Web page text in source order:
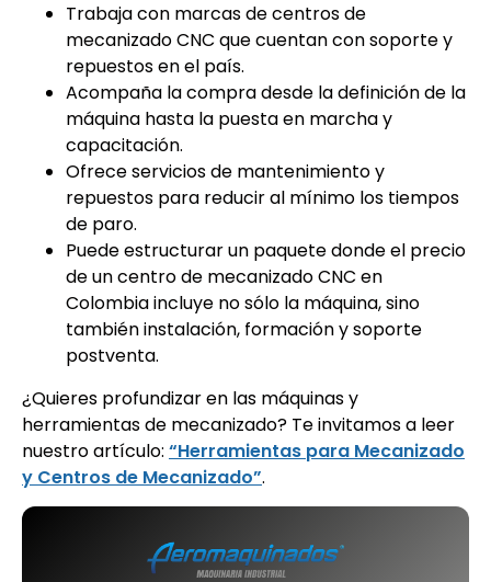
Trabaja con marcas de centros de
mecanizado CNC que cuentan con soporte y
repuestos en el país.
Acompaña la compra desde la definición de la
máquina hasta la puesta en marcha y
capacitación.
Ofrece servicios de mantenimiento y
repuestos para reducir al mínimo los tiempos
de paro.
Puede estructurar un paquete donde el precio
de un centro de mecanizado CNC en
Colombia incluye no sólo la máquina, sino
también instalación, formación y soporte
postventa.
¿Quieres profundizar en las máquinas y
herramientas de mecanizado? Te invitamos a leer
nuestro artículo: “Herramientas para Mecanizado
y Centros de Mecanizado”.